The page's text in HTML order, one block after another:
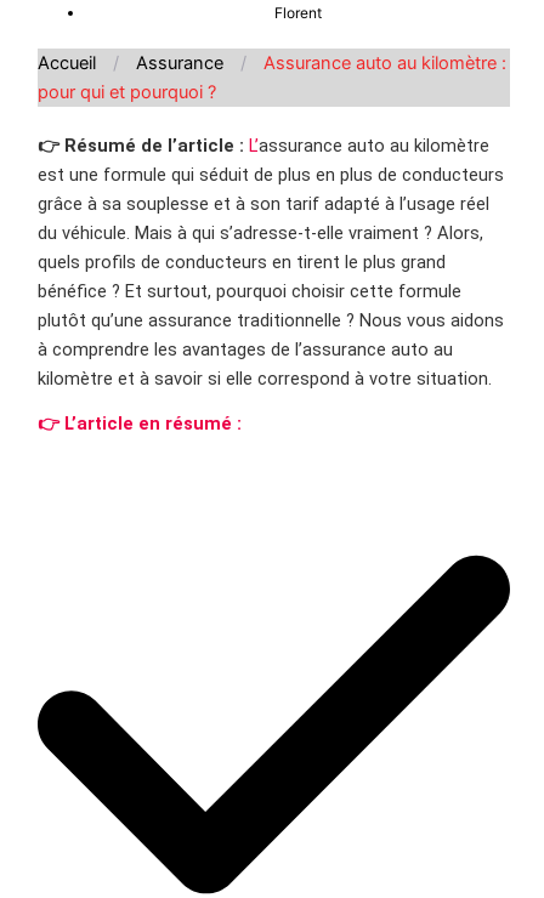
Florent
Accueil / Assurance /
Assurance auto au kilomètre :
pour qui et pourquoi ?
👉 Résumé de l’article : L’assurance auto au kilomètre
est une formule qui séduit de plus en plus de conducteurs
grâce à sa souplesse et à son tarif adapté à l’usage réel
du véhicule. Mais à qui s’adresse-t-elle vraiment ? Alors,
quels profils de conducteurs en tirent le plus grand
bénéfice ? Et surtout, pourquoi choisir cette formule
plutôt qu’une assurance traditionnelle ? Nous vous aidons
à comprendre les avantages de l’assurance auto au
kilomètre et à savoir si elle correspond à votre situation.
👉 L’article en résumé :